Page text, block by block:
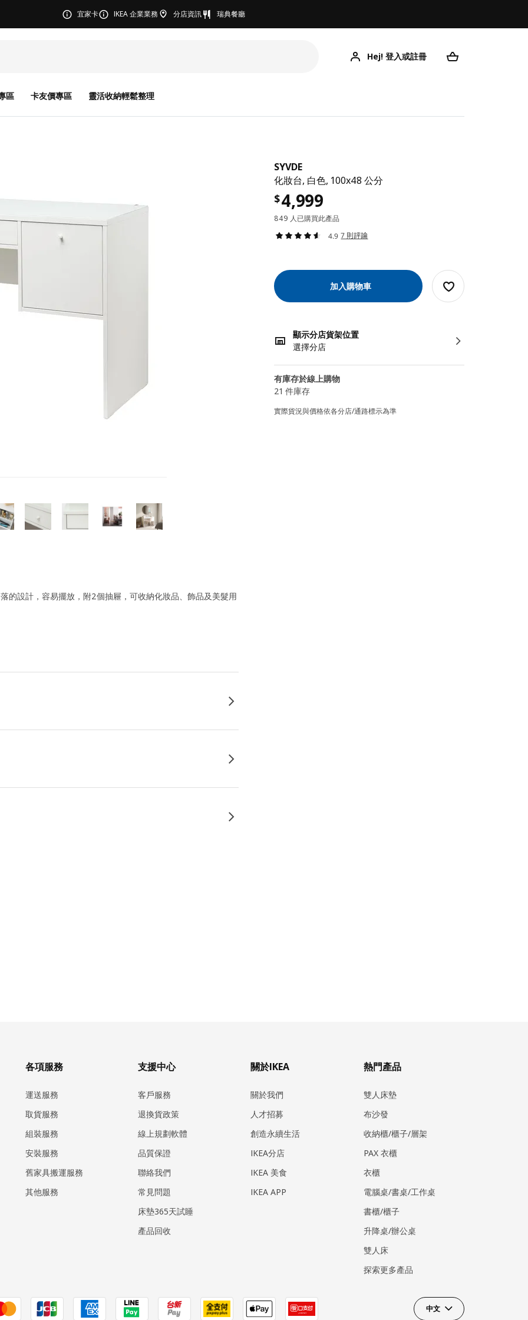
宜家卡 IKEA 企業業務 分店資訊 瑞典餐廳
Hej! 登入或註冊
區 卡友價專區 靈活收納輕鬆整理
SYVDE
化妝台, 白色, 100x48 公分
$4,999
849 人已購買此產品
4.9 7 則評論
加入購物車
顯示分店貨架位置
選擇分店
有庫存於線上購物
21 件庫存
實際貨況與價格依各分店/通路標示為準
的設計，容易擺放，附2個抽屜，可收納化妝品、飾品及美髮用
各項服務
運送服務
取貨服務
組裝服務
安裝服務
​舊家具搬運服務
其他服務
支援中心
客戶服務
退換貨政策
線上規劃軟體
品質保證
聯絡我們
常見問題
床墊365天試睡
產品回收
關於IKEA
關於我們
人才招募
創造永續生活
IKEA分店
IKEA 美食
IKEA APP
熱門產品
雙人床墊
布沙發
收納櫃/櫃子/層架
PAX 衣櫃
衣櫃
電腦桌/書桌/工作桌
書櫃/櫃子
升降桌/辦公桌
雙人床
探索更多產品
中文